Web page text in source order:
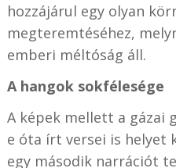
hozzájárul egy olyan
megteremtéséhez,
emberi méltóság áll.
A hangok sokfélesége
A képek mellett a gázai
e óta írt versei is helyet
egy második narrációt